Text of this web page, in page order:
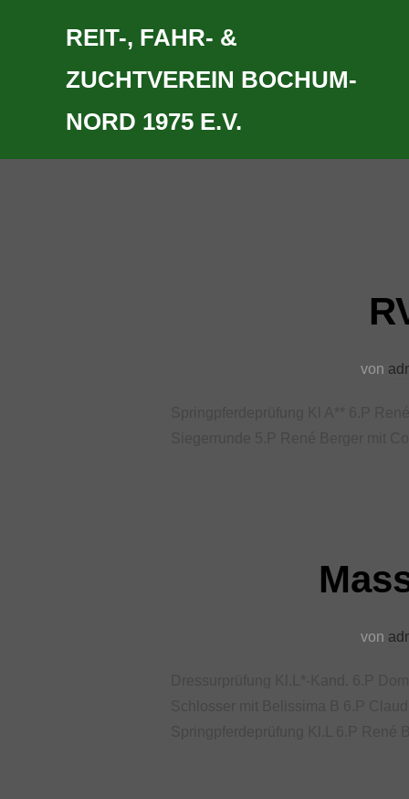
REIT-, FAHR- &
ZUCHTVEREIN BOCHUM-
NORD 1975 E.V.
von
von